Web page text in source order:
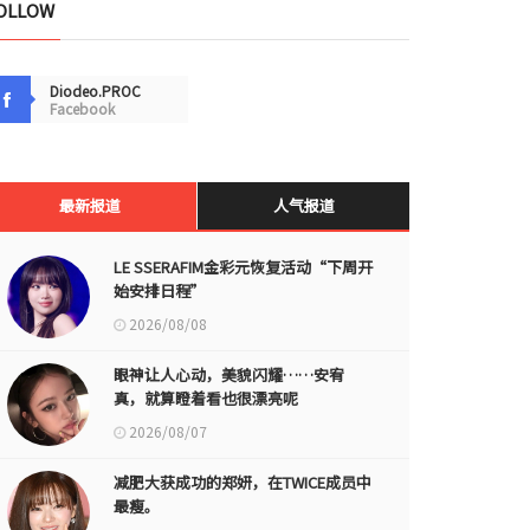
Diodeo.PROC
Facebook
最新报道 人气报道
LE SSERAFIM金彩元恢复活动“下周开
始安排日程”
2026/08/08
眼神让人心动，美貌闪耀……安宥
真，就算瞪着看也很漂亮呢
2026/08/07
减肥大获成功的郑妍，在TWICE成员中
最瘦。